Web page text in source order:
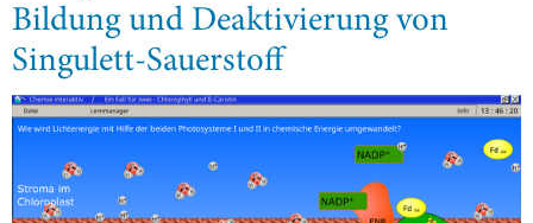
Bildung und Deaktivierung von
Singulett-Sauerstoff